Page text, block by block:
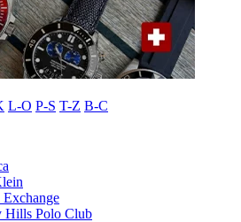
L-O P-S T-Z В-С
Hills Polo Club